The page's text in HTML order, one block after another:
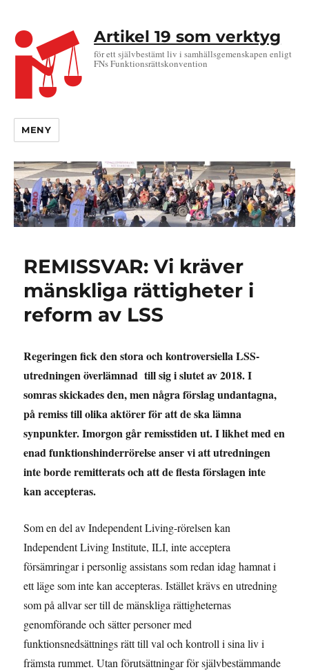
Artikel 19 som verktyg
för ett självbestämt liv i samhällsgemenskapen enligt
FNs Funktionsrättskonvention
MENY
REMISSVAR: Vi kräver
mänskliga rättigheter i
reform av LSS
Regeringen fick den stora och kontroversiella LSS-
utredningen överlämnad till sig i slutet av 2018. I
somras skickades den, men några förslag undantagna,
på remiss till olika aktörer för att de ska lämna
synpunkter. Imorgon går remisstiden ut. I likhet med en
enad funktionshinderrörelse anser vi att utredningen
inte borde remitterats och att de flesta förslagen inte
kan accepteras.
Som en del av Independent Living-rörelsen kan
Independent Living Institute, ILI, inte acceptera
försämringar i personlig assistans som redan idag hamnat i
ett läge som inte kan accepteras. Istället krävs en utredning
som på allvar ser till de mänskliga rättigheternas
genomförande och sätter personer med
funktionsnedsättnings rätt till val och kontroll i sina liv i
främsta rummet. Utan förutsättningar för självbestämmande